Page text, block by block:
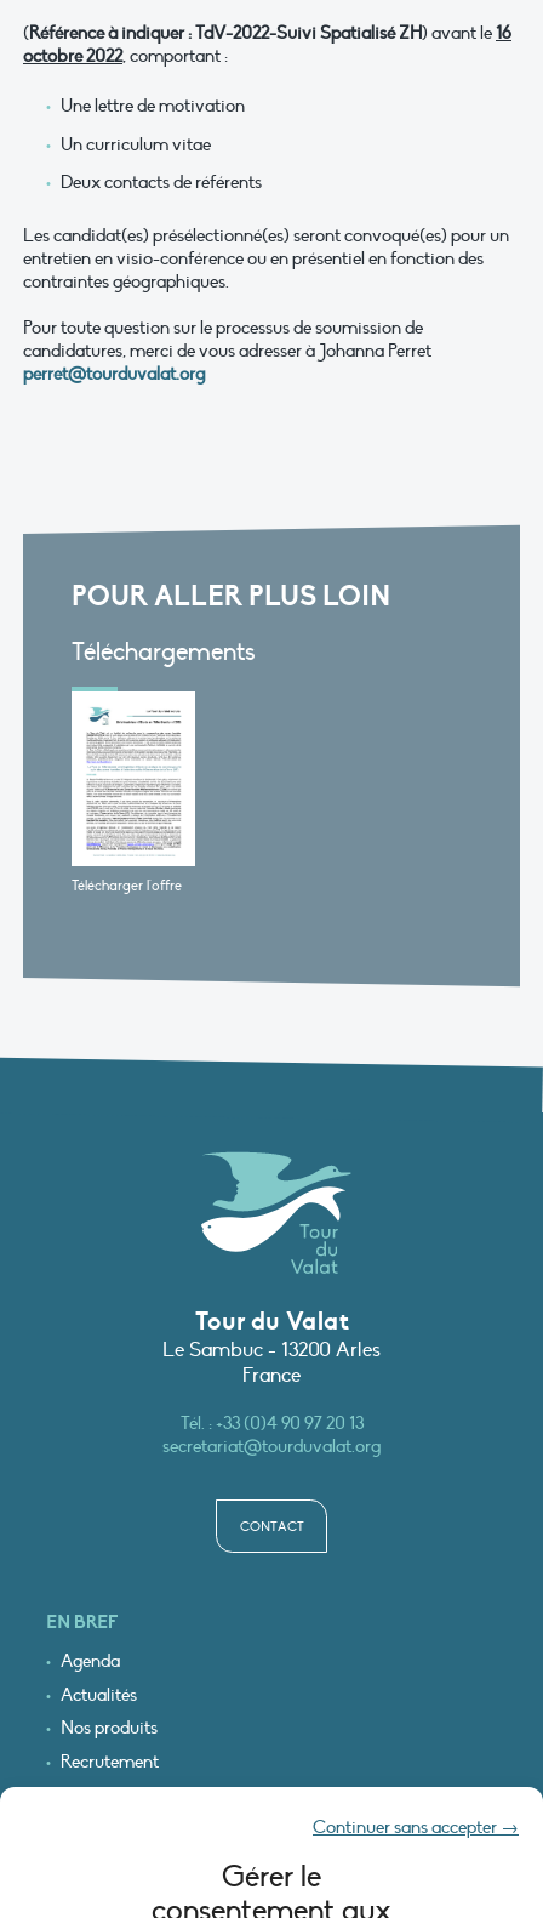
Gérer le
consentement aux
Continuer sans accepter →
(Référence à indiquer : TdV-2022-Suivi Spatialisé ZH) avant le16
octobre 2022, comportant :
Une lettre de motivation
Un curriculum vitae
Deux contacts de référents
Les candidat(es) présélectionné(es) seront convoqué(es) pour un
entretien en visio-conférence ou en présentiel en fonction des
contraintes géographiques.
Pour toute question sur le processus de soumission de
candidatures, merci de vous adresser à Johanna Perret
perret@tourduvalat.org
POUR ALLER PLUS LOIN
Téléchargements
Télécharger l'offre
Tour du Valat
Le Sambuc - 13200 Arles
France
Tél. :+33 (0)4 90 97 20 13
secretariat@tourduvalat.org
CONTACT
EN BREF
Agenda
Actualités
Nos produits
Recrutement
INFORMATIONS LÉGALES